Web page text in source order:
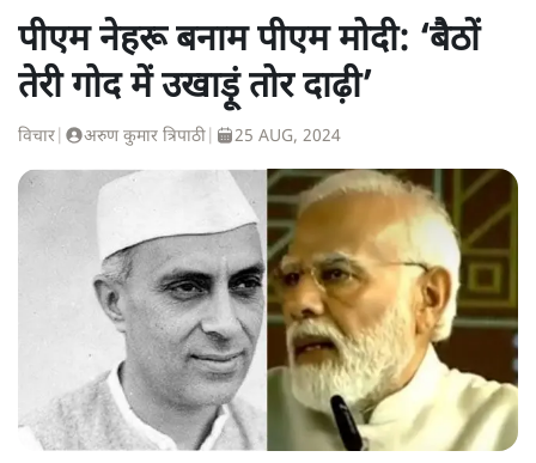
पीएम नेहरू बनाम पीएम मोदी: ‘बैठों
तेरी गोद में उखाड़ूं तोर दाढ़ी’
विचार अरुण कुमार त्रिपाठी 25 AUG, 2024